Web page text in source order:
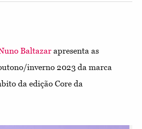
Baltazarapresenta as
inverno 2023 da marca
da edição Core da